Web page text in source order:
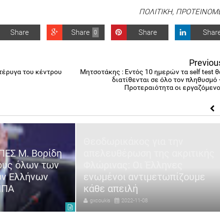
ΠΟΛΙΤΙΚΗ,
Share 0
Share Share
του κέντρου
Μητσοτάκης : Εντός 10 ημερών τα self test
διατίθενται σε όλο τον πληθυσμό
Προτεραιότητα οι
Μ. Βορίδη
όλων των
Ελλήνων
ενωμένοι αντιμετωπίζουμε
κάθε απειλή
gxcoukis 2022-11-08